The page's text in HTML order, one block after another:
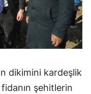
dikimini kardeşlik
şehitlerin